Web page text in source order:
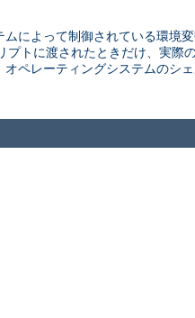
によって制御されている環境
トに渡されたときだけ、実
ペレーティングシステムのシ